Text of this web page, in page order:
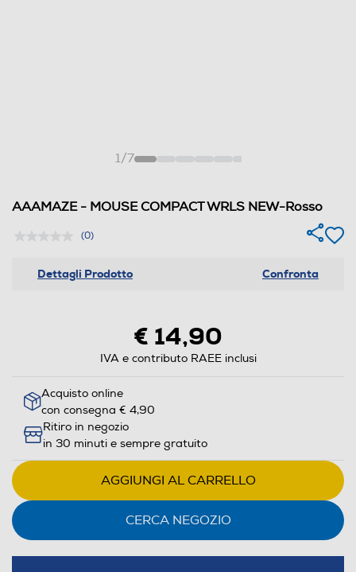
1/7
AAAMAZE - MOUSE COMPACT WRLS NEW-Rosso
(0)
Dettagli Prodotto Confronta
€ 14,90
IVA e contributo RAEE inclusi
Acquisto online
con consegna € 4,90
Ritiro in negozio
in 30 minuti e sempre gratuito
AGGIUNGI AL CARRELLO
CERCA NEGOZIO